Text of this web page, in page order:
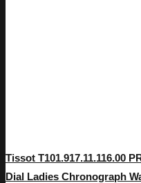
Tissot T101.917.11.116.00
Dial Ladies Chronograph